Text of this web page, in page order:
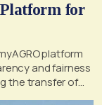
for
platform
and fairness
the transfer of